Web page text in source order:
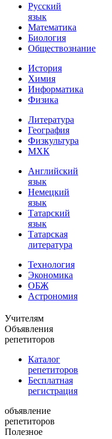
Русский
язык
Математика
Биология
Обществознание
История
Химия
Информатика
Физика
Литература
География
Физкультура
МХК
Английский
язык
Немецкий
язык
Татарский
язык
Татарская
литература
Технология
Экономика
ОБЖ
Астрономия
Учителям
Объявления
репетиторов
Каталог
репетиторов
Бесплатная
регистрация
объявление
репетиторов
Полезное